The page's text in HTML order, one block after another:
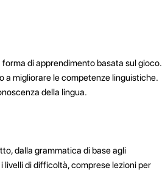
di apprendimento basata sul gioco.
a migliorare le competenze linguistiche.
della lingua.
dalla grammatica di base agli
di difficoltà, comprese lezioni per